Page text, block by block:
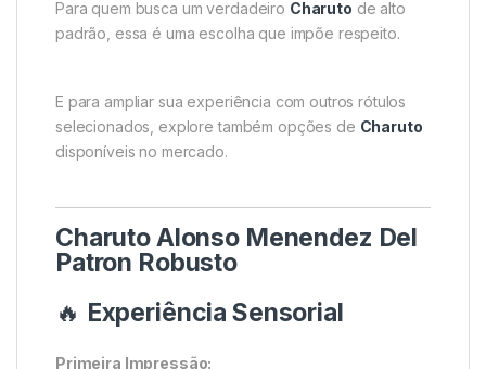
Para quem busca um verdadeiro Charuto de alto
padrão, essa é uma escolha que impõe respeito.
E para ampliar sua experiência com outros rótulos
selecionados, explore também opções de Charuto
disponíveis no mercado.
Charuto Alonso Menendez Del
Patron Robusto
🔥 Experiência Sensorial
Primeira Impressão: